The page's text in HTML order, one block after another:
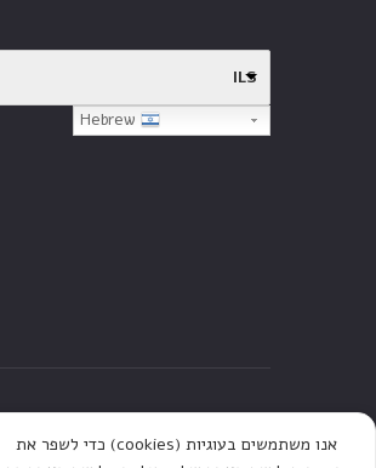
ILS
אנו משתמשים בעוגיות (cookies) כדי לשפר את